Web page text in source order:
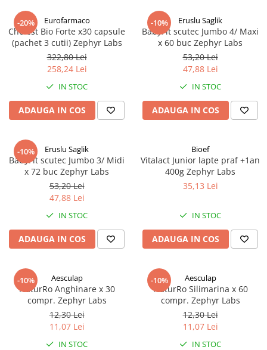
Teste de sarcina si ovulatie
Altele-Sanatatea cuplului
Suplimente alimentare
Vitamine si minerale
Afectiuni dermatologice
Afectiuni respiratorii
Afectiuni osteo-articulare
Afectiuni oftalmologice
Afectiuni cardio-vasculare
Afectiuni urogenitale
Sanatatea mintii
Diabet
Suplimente pentru imunitate
Antioxidanti
Altele-Suplimente alimentare
Promo Ianuarie-Septembrie
-20% Eurofarmaco
Cholest Bio Forte x30 capsule
(pachet 3 cutii) Zephyr Labs
322,80 Lei
258,24 Lei
IN STOC
ADAUGA IN COS
-10% Eruslu Saglik
BabyFit scutec Jumbo 4/ Maxi
x 60 buc Zephyr Labs
53,20 Lei
47,88 Lei
IN STOC
ADAUGA IN COS
-10% Eruslu Saglik
BabyFit scutec Jumbo 3/ Midi
x 72 buc Zephyr Labs
53,20 Lei
47,88 Lei
IN STOC
ADAUGA IN COS
Bioef
Vitalact Junior lapte praf +1an
400g Zephyr Labs
35,13 Lei
IN STOC
ADAUGA IN COS
-10% Aesculap
NaturRo Anghinare x 30
compr. Zephyr Labs
12,30 Lei
11,07 Lei
IN STOC
-10% Aesculap
NaturRo Silimarina x 60
compr. Zephyr Labs
12,30 Lei
11,07 Lei
IN STOC